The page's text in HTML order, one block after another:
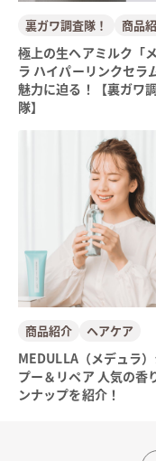
裏ガワ調査隊！ 商品
極上の生ヘアミルク「
ラ ハイパーリンクセラ
魅力に迫る！【裏ガワ
隊】
商品紹介 ヘアケア
MEDULLA（メデュラ
プー＆リペア 人気の香
ンナップを紹介！